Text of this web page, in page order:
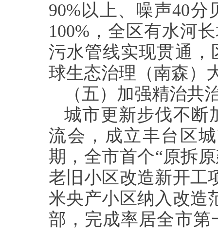
90%以上、噪声40
100%，全区有水河
污水管线实现贯通
球生态治理（南森）
（五）加强精治共
城市更新步伐不断
流会，成立丰台区
期，全市首个“原拆
老旧小区改造新开工
米央产小区纳入改造
部，完成率居全市